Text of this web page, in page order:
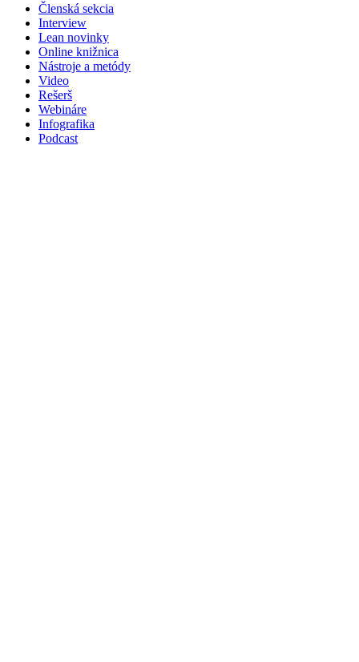
Členská sekcia
Interview
Lean novinky
Online knižnica
Nástroje a metódy
Video
Rešerš
Webináre
Infografika
Podcast